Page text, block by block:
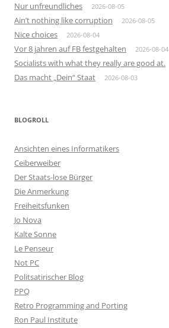
Nur unfreundliches 2026-08-05
Ain’t nothing like corruption 2026-08-05
Nice choices 2026-08-04
Vor 8 jahren auf FB festgehalten 2026-08-04
Socialists with what they really are good at.
Das macht „Dein“ Staat 2026-08-03
BLOGROLL
Ansichten eines Informatikers
Ceiberweiber
Der Staats-lose Bürger
Die Anmerkung
Freiheitsfunken
Jo Nova
Kalte Sonne
Le Penseur
Not PC
Politsatirischer Blog
PPQ
Retro Programming and Porting
Ron Paul Institute